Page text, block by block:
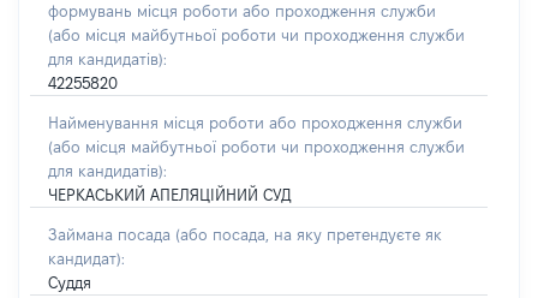
формувань місця роботи або проходження служби
(або місця майбутньої роботи чи проходження служби
для кандидатів):
42255820
Найменування місця роботи або проходження служби
(або місця майбутньої роботи чи проходження служби
для кандидатів):
ЧЕРКАСЬКИЙ АПЕЛЯЦІЙНИЙ СУД
Займана посада (або посада, на яку претендуєте як
кандидат):
Суддя